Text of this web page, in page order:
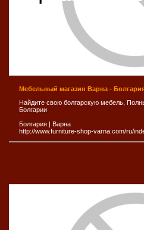
Мебельный магазин Варна -
Найдите свою болгарскую мебель,
Болгарии
Болгария | Варна
http://www.furniture-shop-varna.com/ru/